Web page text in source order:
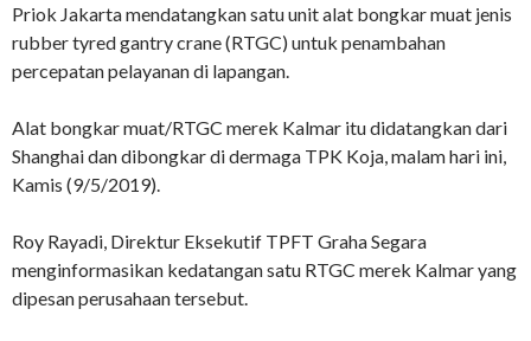
Priok Jakarta mendatangkan satu unit alat bongkar muat jenis
rubber tyred gantry crane (RTGC) untuk penambahan
percepatan pelayanan di lapangan.
Alat bongkar muat/RTGC merek Kalmar itu didatangkan dari
Shanghai dan dibongkar di dermaga TPK Koja, malam hari ini,
Kamis (9/5/2019).
Roy Rayadi, Direktur Eksekutif TPFT Graha Segara
menginformasikan kedatangan satu RTGC merek Kalmar yang
dipesan perusahaan tersebut.